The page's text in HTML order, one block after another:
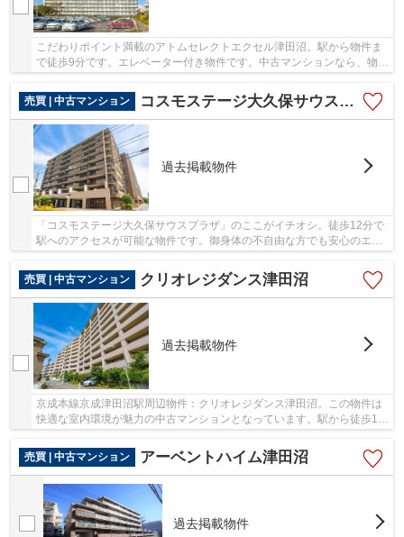
こだわりポイント満載のアトムセレクトエクセル津田沼。駅から物件ま
で徒歩9分です。エレベーター付き物件です。中古マンションなら、物件
売買 | 中古マンション
コスモステージ大久保サウスプラザ
過去掲載物件
「コスモステージ大久保サウスプラザ」のここがイチオシ。徒歩12分で
駅へのアクセスが可能な物件です。御身体の不自由な方でも安心のエレ
ベーター付きの物件となっています。中古なが...
売買 | 中古マンション
クリオレジダンス津田沼
過去掲載物件
京成本線京成津田沼駅周辺物件：クリオレジダンス津田沼。この物件は
快適な室内環境が魅力の中古マンションとなっています。駅から徒歩13
分に位置する物件です。習志野市ならお勧めの...
売買 | 中古マンション
アーベントハイム津田沼
過去掲載物件